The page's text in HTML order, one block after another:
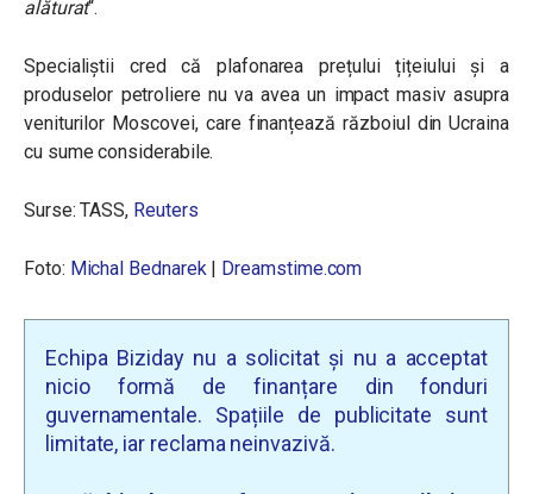
alăturat“.
Specialiștii cred că plafonarea prețului țițeiului și a
produselor petroliere nu va avea un impact masiv asupra
veniturilor Moscovei, care finanțează războiul din Ucraina
cu sume considerabile.
Surse: TASS, Reuters
Foto: Michal Bednarek| Dreamstime.com
Echipa Biziday nu a solicitat și nu a acceptat
nicio formă de finanțare din fonduri
guvernamentale. Spațiile de publicitate sunt
limitate, iar reclama neinvazivă.